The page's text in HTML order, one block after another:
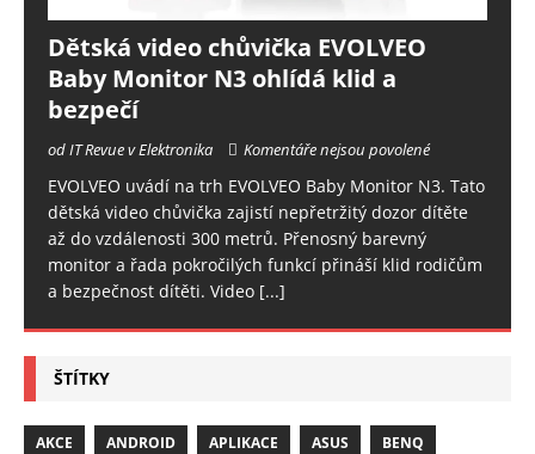
Dětská video chůvička EVOLVEO
Baby Monitor N3 ohlídá klid a
bezpečí
od IT Revue v Elektronika Komentáře nejsou povolené
EVOLVEO uvádí na trh EVOLVEO Baby Monitor N3. Tato
dětská video chůvička zajistí nepřetržitý dozor dítěte
až do vzdálenosti 300 metrů. Přenosný barevný
monitor a řada pokročilých funkcí přináší klid rodičům
a bezpečnost dítěti. Video [...]
ŠTÍTKY
AKCE ANDROID APLIKACE ASUS BENQ